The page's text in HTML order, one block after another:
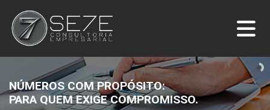
NÚMEROS COM PROPÓSITO:
PARA QUEM EXIGE COMPROMISSO.